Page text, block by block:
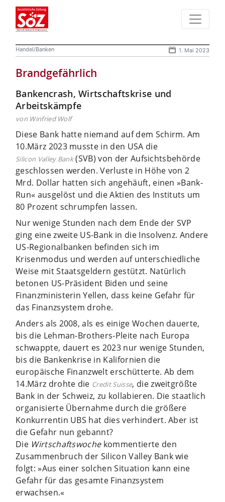
Handel/Banken 1. Mai 2023
Brandgefährlich
Bankencrash, Wirtschaftskrise und
Arbeitskämpfe
von Winfried Wolf
Diese Bank hatte niemand auf dem Schirm. Am
10.März 2023 musste in den USA die
Silicon Valley Bank(SVB) von der Aufsichtsbehörde
geschlossen werden. Verluste in Höhe von 2
Mrd. Dollar hatten sich angehäuft, einen »Bank-
Run« ausgelöst und die Aktien des Instituts um
80 Prozent schrumpfen lassen.
Nur wenige Stunden nach dem Ende der SVP
ging eine zweite US-Bank in die Insolvenz. Andere
US-Regionalbanken befinden sich im
Krisenmodus und werden auf unterschiedliche
Weise mit Staatsgeldern gestützt. Natürlich
betonen US-Präsident Biden und seine
Finanzministerin Yellen, dass keine Gefahr für
das Finanzsystem drohe.
Anders als 2008, als es einige Wochen dauerte,
bis die Lehman-Broth­ers-Pleite nach Europa
schwappte, dauert es 2023 nur wenige Stunden,
bis die Bankenkrise in Kalifornien die
europäische Finanzwelt erschütterte. Ab dem
14.März drohte die Credit Suisse, die zweitgrößte
Bank in der Schweiz, zu kollabieren. Die staatlich
organisierte Übernahme durch die größere
Konkurrentin UBS hat dies verhindert. Aber ist
die Gefahr nun gebannt?
Die Wirtschaftswochekommentierte den
Zusammenbruch der Silicon Valley Bank wie
folgt: »Aus einer solchen Situation kann eine
Gefahr für das gesamte Finanzsystem
erwachsen.«